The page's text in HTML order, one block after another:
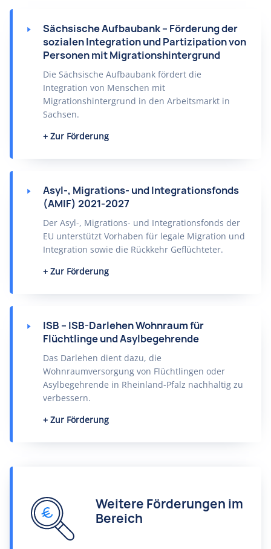
Sächsische Aufbaubank – Förderung der
sozialen Integration und Partizipation von
Personen mit Migrationshintergrund
Die Sächsische Aufbaubank fördert die
Integration von Menschen mit
Migrationshintergrund in den Arbeitsmarkt in
Sachsen.
Zur Förderung
Asyl-, Migrations- und Integrationsfonds
(AMIF) 2021-2027
Der Asyl-, Migrations- und Integrationsfonds der
EU unterstützt Vorhaben für legale Migration und
Integration sowie die Rückkehr Geflüchteter.
Zur Förderung
ISB – ISB-Darlehen Wohnraum für
Flüchtlinge und Asylbegehrende
Das Darlehen dient dazu, die
Wohnraumversorgung von Flüchtlingen oder
Asylbegehrende in Rheinland-Pfalz nachhaltig zu
verbessern.
Zur Förderung
Weitere Förderungen im
Bereich